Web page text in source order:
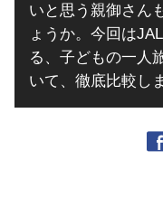
いと思う親御さん
ょうか。今回は
る、子どもの一人
いて、徹底比較し